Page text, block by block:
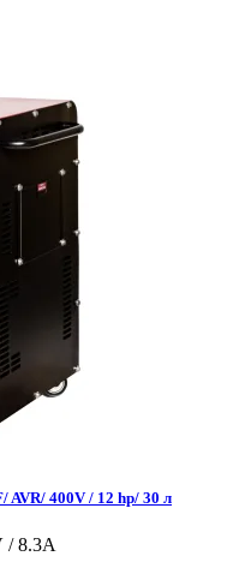
AVR/ 400V / 12 hp/ 30 л
/ 8.3A